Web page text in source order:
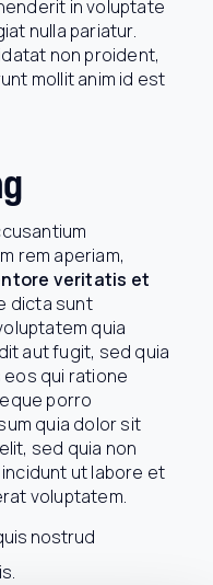
in voluptate
nulla pariatur.
non proident,
mollit anim id est
rem aperiam,
veritatis et
dicta sunt
quia
aut fugit, sed quia
qui ratione
porro
quia dolor sit
sed quia non
ut labore et
voluptatem.
nostrud